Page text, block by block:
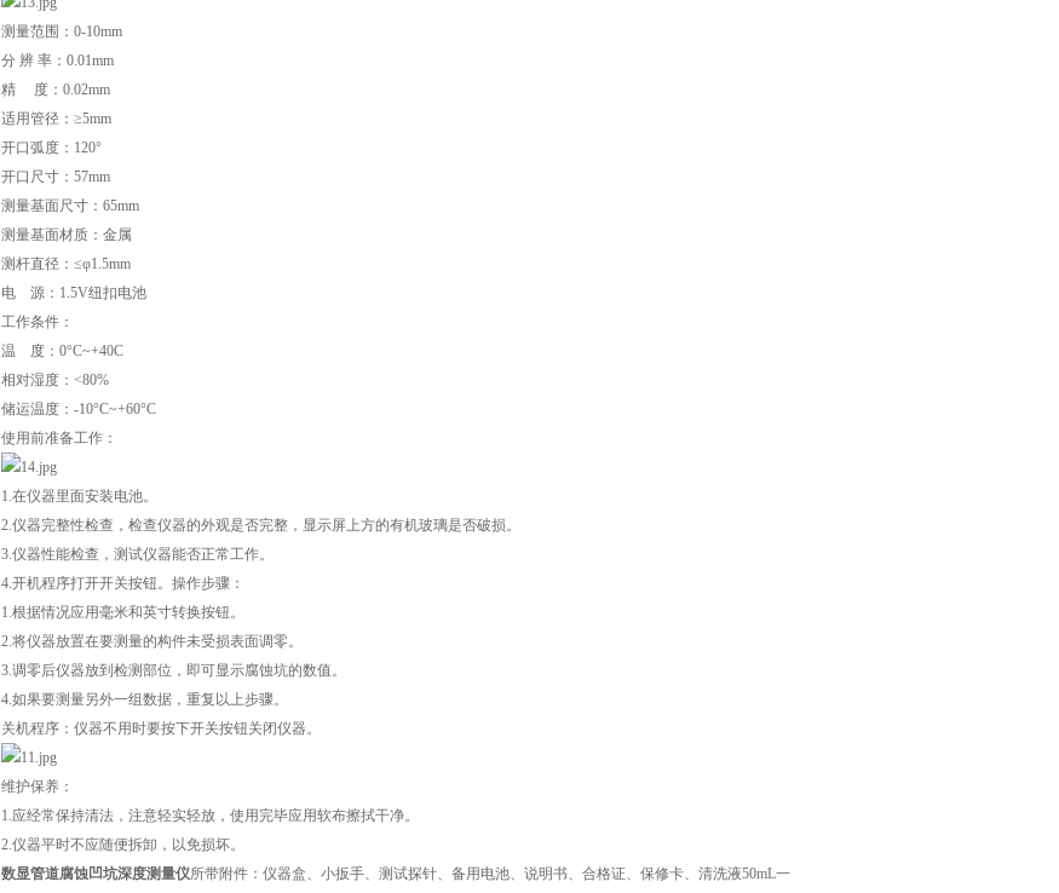
测量范围：0-10mm
分 辨 率：0.01mm
精 度：0.02mm
适用管径：≥5mm
开口弧度：120°
开口尺寸：57mm
测量基面尺寸：65mm
测量基面材质：金属
测杆直径：≤φ1.5mm
电 源：1.5V纽扣电池
工作条件：
温 度：0°C~+40C
相对湿度：<80%
储运温度：-10°C~+60°C
使用前准备工作：
1.在仪器里面安装电池。
2.仪器完整性检查，检查仪器的外观是否完整，显示屏上方的有机玻璃是否破损。
3.仪器性能检查，测试仪器能否正常工作。
4.开机程序打开开关按钮。操作步骤：
1.根据情况应用毫米和英寸转换按钮。
2.将仪器放置在要测量的构件未受损表面调零。
3.调零后仪器放到检测部位，即可显示腐蚀坑的数值。
4.如果要测量另外一组数据，重复以上步骤。
关机程序：仪器不用时要按下开关按钮关闭仪器。
维护保养：
1.应经常保持清法，注意轻实轻放，使用完毕应用软布擦拭干净。
2.仪器平时不应随便拆卸，以免损坏。
数显管道腐蚀凹坑深度测量仪所带附件：仪器盒、小扳手、测试探针、备用电池、说明书、合格证、保修卡、清洗液50mL一